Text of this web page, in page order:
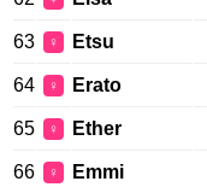
63 ♀ Etsu
64 ♀ Erato
65 ♀ Ether
66 ♀ Emmi